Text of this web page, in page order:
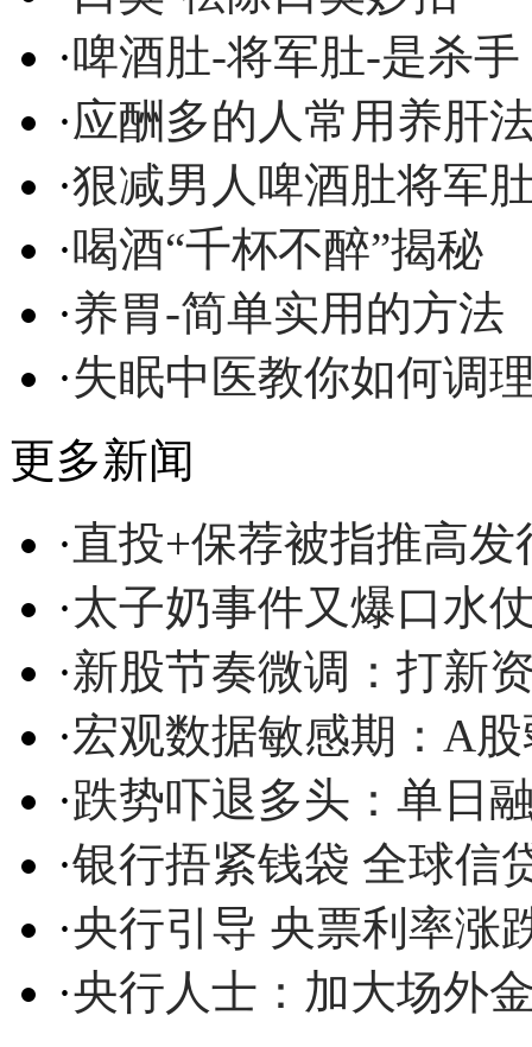
·啤酒肚-将军肚-是杀手
·应酬多的人常用养肝
·狠减男人啤酒肚将军
·喝酒“千杯不醉”揭秘
·养胃-简单实用的方法
·失眠中医教你如何调
更多新闻
·直投+保荐被指推高
·太子奶事件又爆口水
·新股节奏微调：打新
·宏观数据敏感期：A
·跌势吓退多头：单日
·银行捂紧钱袋 全球信
·央行引导 央票利率涨
·央行人士：加大场外